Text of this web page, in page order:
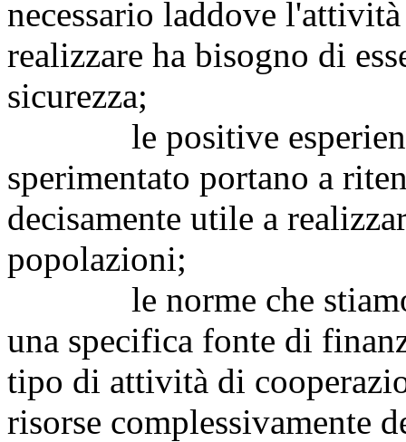
necessario laddove
realizzare ha bisogno di
sicurezza;
le positive esperienze
sperimentato portano a
decisamente utile a
popolazioni;
le norme che stiamo
una specifica fonte di
tipo di attività di
risorse complessivamente